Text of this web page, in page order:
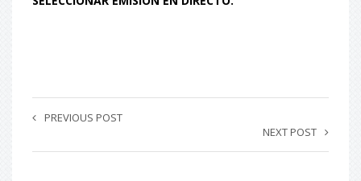
PREVIOUS POST
NEXT POST